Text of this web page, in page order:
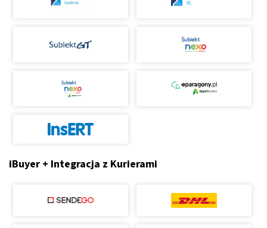
iBuyer + Integracja z Kurierami